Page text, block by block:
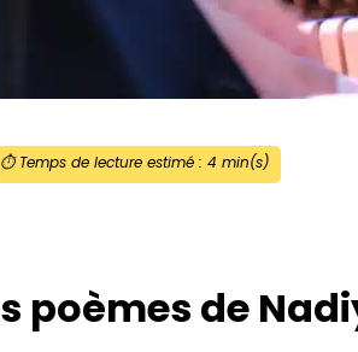
⏱️ Temps de lecture estimé : 4 min(s)
poèmes de